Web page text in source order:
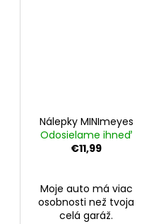
Nálepky MINImeyes
Odosielame ihneď
€11,99
Moje auto má viac
osobnosti než tvoja
celá garáž.